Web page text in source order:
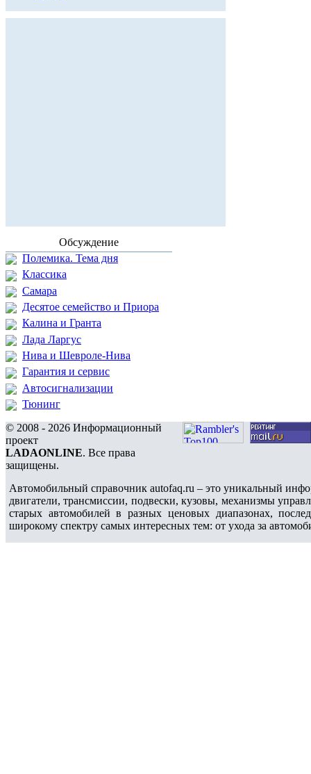
Обсуждение
Полемика. Тема дня
Классика
Самара
Десятое семейство и Приора
Калина и Гранта
Лада Ларгус
Нива и Шевроле-Нива
Гарантия и сервис
Автосигнализации
Тюнинг
© 2008 - 2026 Информационный
проект
LADAONLINE. Все права
защищены.
Автомобильный справочник autofaq.ru – это уникальный
двигатели, трансмиссии, подвески, кузовы, механизмы
старых автомобилей в разных ценовых диапазонах,
широкому спектру самых интересных тем: от ухода за